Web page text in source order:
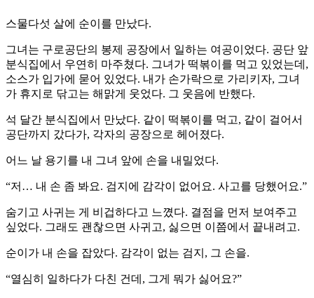
스물다섯 살에 순이를 만났다.
그녀는 구로공단의 봉제 공장에서 일하는 여공이었다. 공단 앞
분식집에서 우연히 마주쳤다. 그녀가 떡볶이를 먹고 있었는데,
소스가 입가에 묻어 있었다. 내가 손가락으로 가리키자, 그녀
가 휴지로 닦고는 해맑게 웃었다. 그 웃음에 반했다.
석 달간 분식집에서 만났다. 같이 떡볶이를 먹고, 같이 걸어서
공단까지 갔다가, 각자의 공장으로 헤어졌다.
어느 날 용기를 내 그녀 앞에 손을 내밀었다.
“저… 내 손 좀 봐요. 검지에 감각이 없어요. 사고를 당했어요.”
숨기고 사귀는 게 비겁하다고 느꼈다. 결점을 먼저 보여주고
싶었다. 그래도 괜찮으면 사귀고, 싫으면 이쯤에서 끝내려고.
순이가 내 손을 잡았다. 감각이 없는 검지, 그 손을.
“열심히 일하다가 다친 건데, 그게 뭐가 싫어요?”